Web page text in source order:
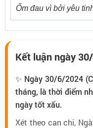
Ốm đau vì bởi yêu
Kết luận ngày
✨ Ngày 30/6/2024
tháng, là thời điểm
ngày tốt xấu.
Xét theo can chi,